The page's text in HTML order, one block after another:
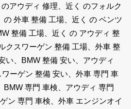
アウディ 修理、近く のフォルク
の 外車 整備 工場、近く の ベンツ
整備 工場、近く の アウディ 整
クスワーゲン 整備 工場、外車 整
い、BMW 整備 安い、アウディ
ーゲン 整備 安い、外車 専門 車
BMW 専門 車検、アウディ 専門
ン 専門 車検、外車 エンジンオイ